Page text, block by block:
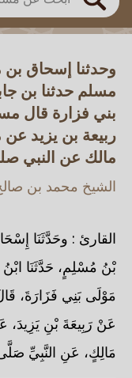
بحث
وحدثنا إسحاق بن
مسلم حدثنا بن
بني فزارة قال
ربيعة بن يزيد
مالك عن النبي
الشيخ محمد بن
القارئ : وحَدَّثَنَا
بْنُ مُسْلِمٍ، حَدَّثَنَا ابْنُ
مَوْلَى بَنِي فَزَارَةَ،
عَنْ رَبِيعَةَ بْنِ
مَالِكٍ، عَنِ النَّبِيِّ